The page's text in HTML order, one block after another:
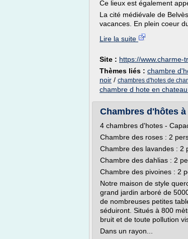
Ce lieux est également
La cité médiévale de
vacances. En plein coeur
Lire la suite
Site : https://www.charme-
Thèmes liés : chambre
noir / chambres d'hotes de
chambre d hote en
Chambres d'hôtes
4 chambres d'hotes -
Chambre des roses : 2
Chambre des lavandes : 2
Chambre des dahlias : 2
Chambre des pivoines : 2
Notre maison de style
grand jardin arboré de
de nombreuses petites
séduiront. Situés à 800
bruit et de toute pollution
Dans un rayon...